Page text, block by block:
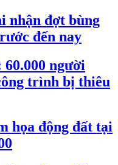
nhận đợt bùng
đến nay
người
trình bị thiêu
họa động đất tại